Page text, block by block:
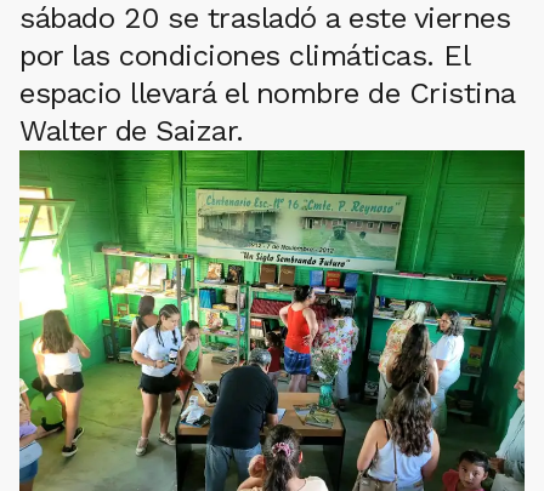
sábado 20 se trasladó a este viernes
por las condiciones climáticas. El
espacio llevará el nombre de Cristina
Walter de Saizar.